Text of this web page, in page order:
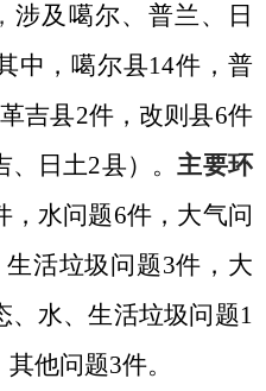
涉及噶尔、普兰、日
中，噶尔县14件，普
吉县2件，改则县6件
、日土2县）。主要环
，水问题6件，大气问
活垃圾问题3件，大
、水、生活垃圾问题1
他问题3件。